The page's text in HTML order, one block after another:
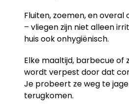
Fluiten, zoemen, en overal
– vliegen zijn niet alleen
huis ook onhygiënisch.
Elke maaltijd, barbecue of
wordt verpest door dat
Je probeert ze weg te
terugkomen.